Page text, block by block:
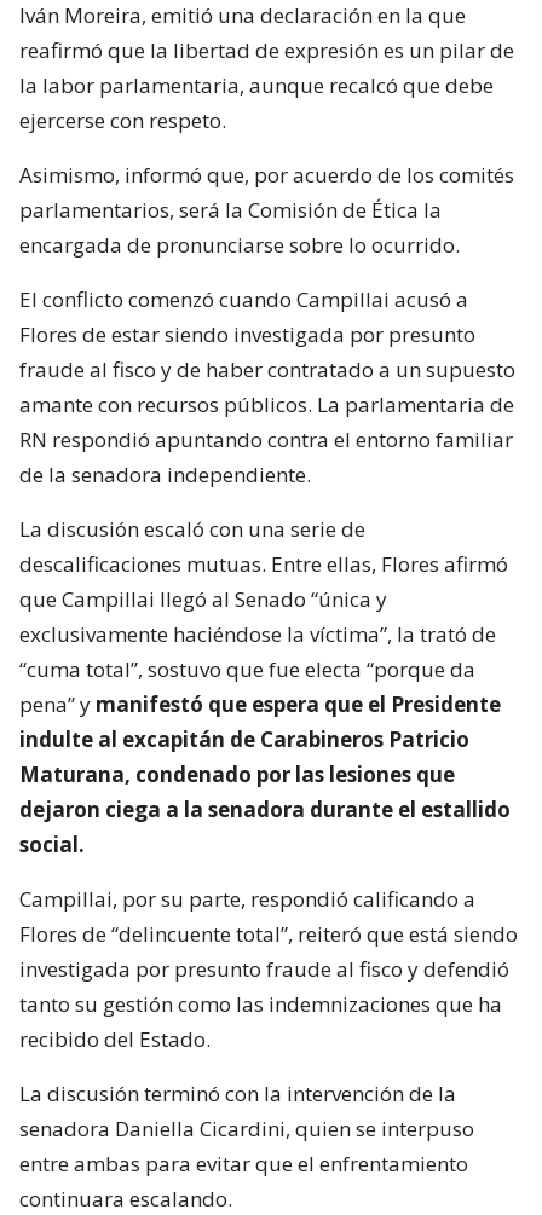
Iván Moreira, emitió una declaración en la que
reafirmó que la libertad de expresión es un pilar de
la labor parlamentaria, aunque recalcó que debe
ejercerse con respeto.
Asimismo, informó que, por acuerdo de los comités
parlamentarios, será la Comisión de Ética la
encargada de pronunciarse sobre lo ocurrido.
El conflicto comenzó cuando Campillai acusó a
Flores de estar siendo investigada por presunto
fraude al fisco y de haber contratado a un supuesto
amante con recursos públicos. La parlamentaria de
RN respondió apuntando contra el entorno familiar
de la senadora independiente.
La discusión escaló con una serie de
descalificaciones mutuas. Entre ellas, Flores afirmó
que Campillai llegó al Senado “única y
exclusivamente haciéndose la víctima”, la trató de
“cuma total”, sostuvo que fue electa “porque da
pena” y manifestó que espera que el Presidente
indulte al excapitán de Carabineros Patricio
Maturana, condenado por las lesiones que
dejaron ciega a la senadora durante el estallido
social.
Campillai, por su parte, respondió calificando a
Flores de “delincuente total”, reiteró que está siendo
investigada por presunto fraude al fisco y defendió
tanto su gestión como las indemnizaciones que ha
recibido del Estado.
La discusión terminó con la intervención de la
senadora Daniella Cicardini, quien se interpuso
entre ambas para evitar que el enfrentamiento
continuara escalando.